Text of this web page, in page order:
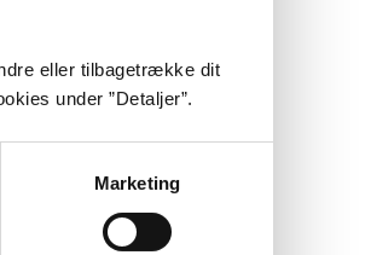
eller tilbagetrække dit
under ”Detaljer”.
Marketing